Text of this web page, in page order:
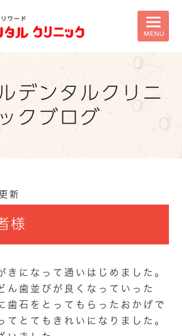
デンタルクリニ
ックブログ
新
様
きになって通いはじめました。
ん歯並びが良くなっていった
歯石をとってもらったおかげで
てとてもきれいになりました。